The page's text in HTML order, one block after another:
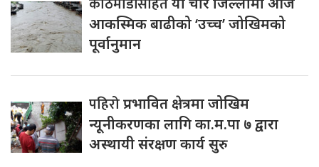
आकस्मिक बाढीको ‘उच्च’ जोखिमको
पूर्वानुमान
पहिरोप्रभावित क्षेत्रमा जोखिम
न्यूनीकरणका लागि का.म.पा ७ द्वारा
अस्थायी संरक्षण कार्य सुरु